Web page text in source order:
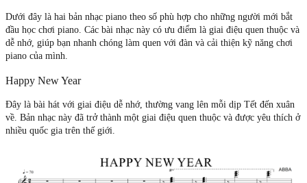
Dưới đây là hai bản nhạc piano theo số phù hợp cho những người mới bắt
đầu học chơi piano. Các bài nhạc này có ưu điểm là giai điệu quen thuộc và
dễ nhớ, giúp bạn nhanh chóng làm quen với đàn và cải thiện kỹ năng chơi
piano của mình.
Happy New Year
Đây là bài hát với giai điệu dễ nhớ, thường vang lên mỗi dịp Tết đến xuân
về. Bản nhạc này đã trở thành một giai điệu quen thuộc và được yêu thích ở
nhiều quốc gia trên thế giới.